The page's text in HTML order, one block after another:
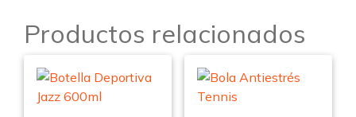
Productos relacionados